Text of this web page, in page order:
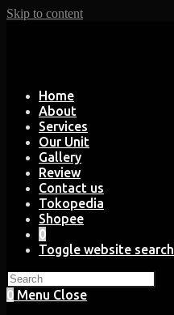
Skip to content
Home
About
Services
Our Unit
Gallery
Review
Contact us
Tokopedia
Shopee
0
Toggle website search
0 Menu Close